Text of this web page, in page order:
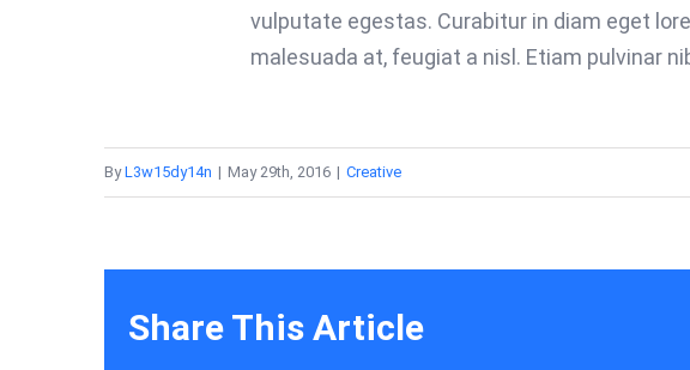
vulputate egestas. Curabitur in diam eget
malesuada at, feugiat a nisl. Etiam pulvinar
ByL3w15dy14n | May 29th, 2016 | Creative
Share This Article